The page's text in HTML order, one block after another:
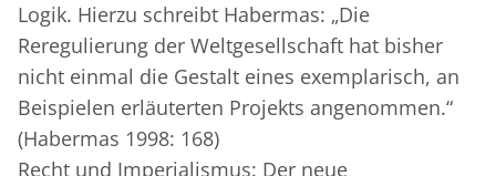
Logik. Hierzu schreibt Habermas: „Die
Reregulierung der Weltgesellschaft hat bisher
nicht einmal die Gestalt eines exemplarisch, an
Beispielen erläuterten Projekts angenommen.“
(Habermas 1998: 168)
Recht und Imperialismus: Der neue